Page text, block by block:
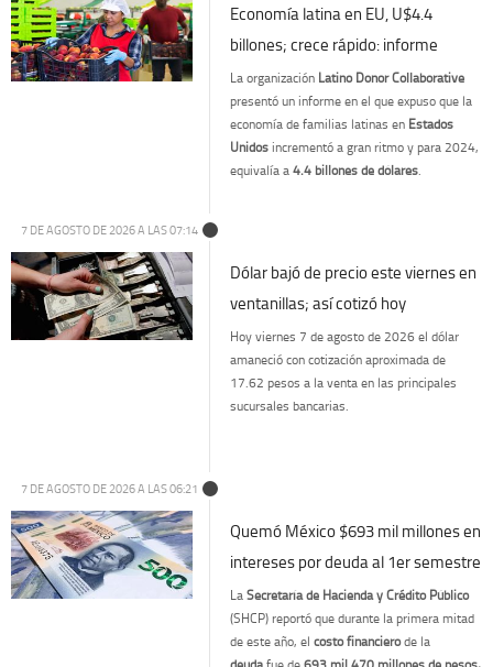
Economía latina en EU, U$4.4
billones; crece rápido: informe
La organización Latino Donor Collaborative
presentó un informe en el que expuso que la
economía de familias latinas en Estados
Unidos incrementó a gran ritmo y para 2024,
equivalía a4.4 billones de dólares.
7 DE AGOSTO DE 2026 A LAS 07:14
Dólar bajó de precio este viernes en
ventanillas; así cotizó hoy
Hoy viernes 7 de agosto de 2026 el dólar
amaneció con cotización aproximada de
17.62 pesos a la venta en las principales
sucursales bancarias.
7 DE AGOSTO DE 2026 A LAS 06:21
Quemó México $693 mil millones en
intereses por deuda al 1er semestre
LaSecretaría de Hacienda y Crédito Público
(SHCP) reportó que durante la primera mitad
de este año, el costo financierode la